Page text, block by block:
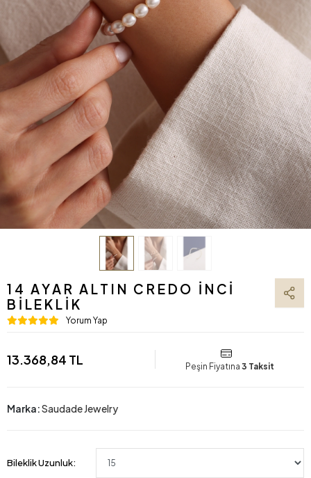
14 AYAR ALTIN CREDO İNCI
BILEKLIK
Yorum Yap
13.368,84 TL Peşin Fiyatına 3 Taksit
Marka:Saudade Jewelry
Bileklik Uzunluk: